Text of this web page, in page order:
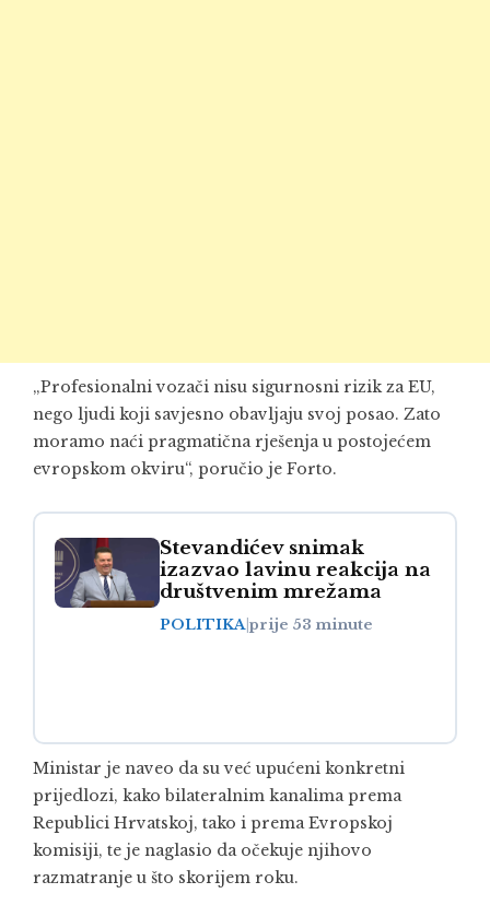
„Profesionalni vozači nisu sigurnosni rizik za EU,
nego ljudi koji savjesno obavljaju svoj posao. Zato
moramo naći pragmatična rješenja u postojećem
evropskom okviru“, poručio je Forto.
Stevandićev snimak
izazvao lavinu reakcija na
društvenim mrežama
POLITIKAprije 53 minute
Ministar je naveo da su već upućeni konkretni
prijedlozi, kako bilateralnim kanalima prema
Republici Hrvatskoj, tako i prema Evropskoj
komisiji, te je naglasio da očekuje njihovo
razmatranje u što skorijem roku.